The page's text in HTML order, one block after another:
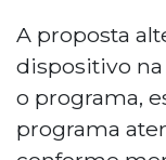
A proposta
dispositivo
o programa,
programa